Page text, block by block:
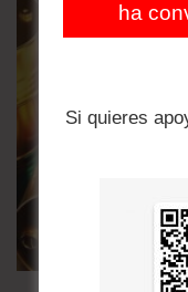
ha
Si quieres